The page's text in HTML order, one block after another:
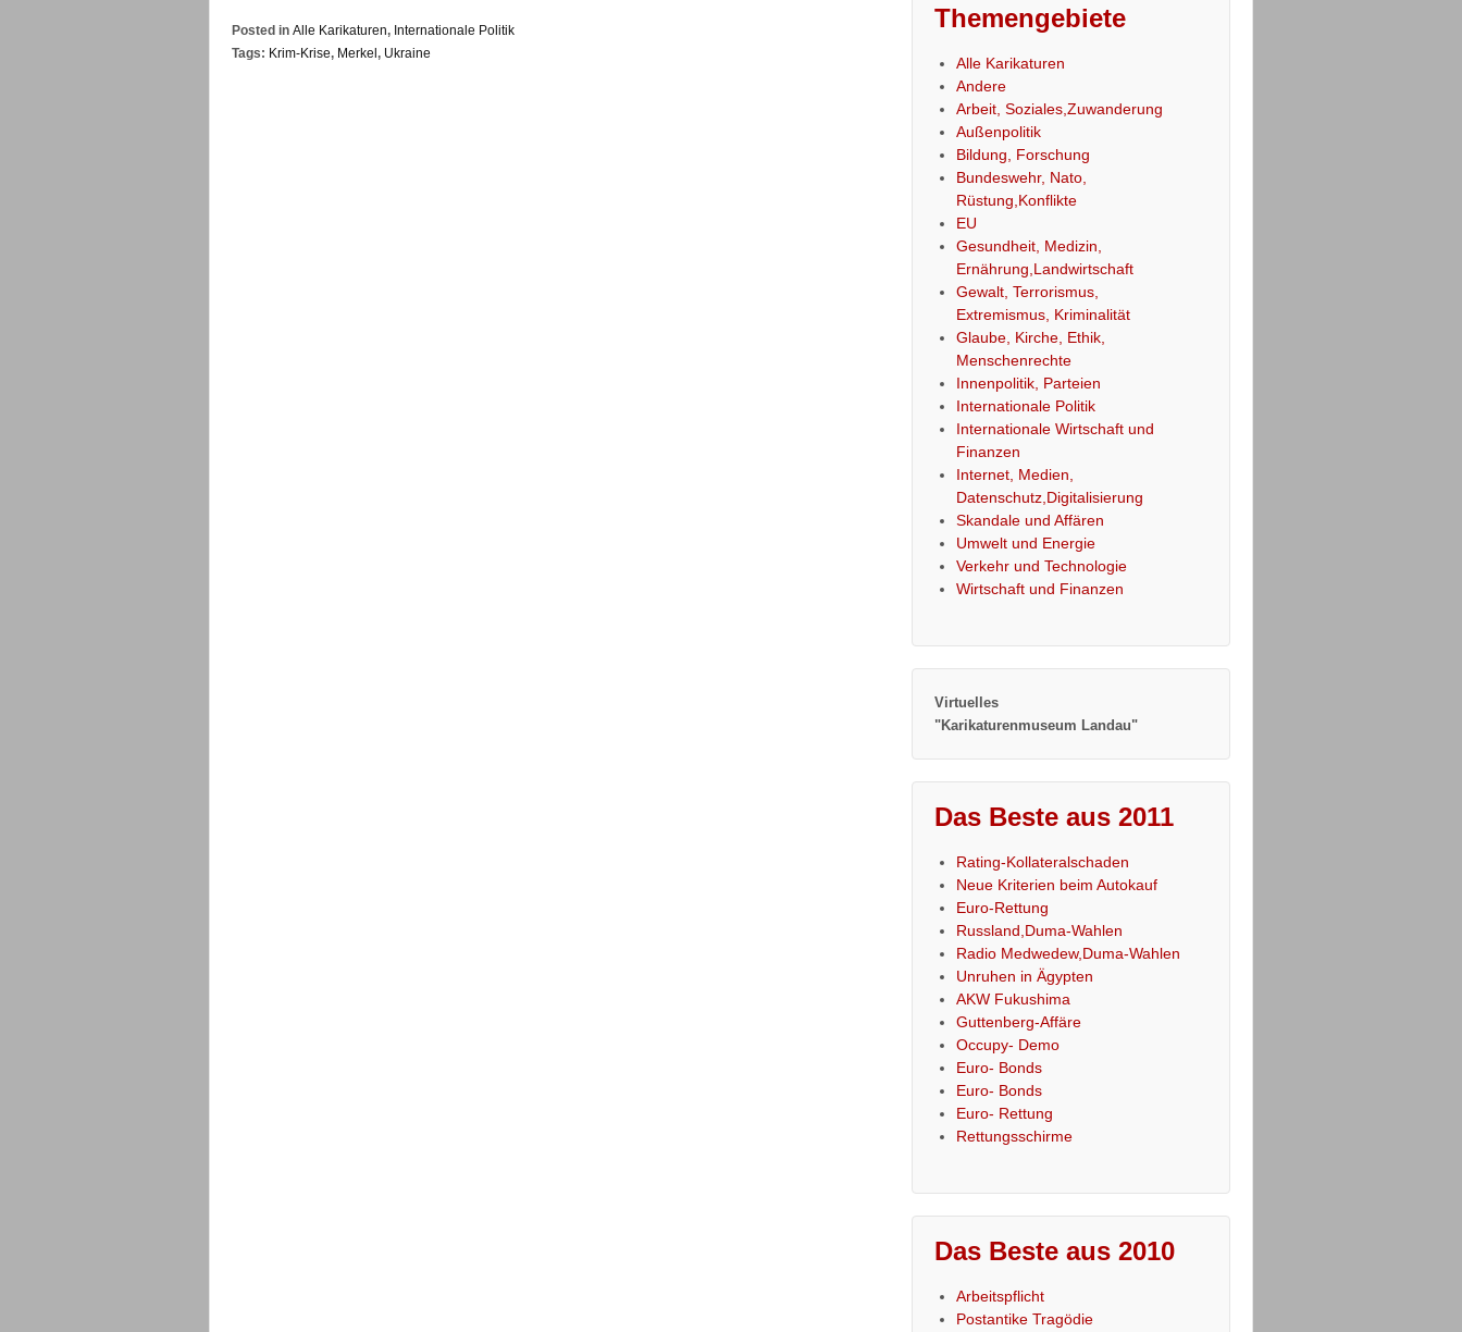
Posted in Alle Karikaturen, Internationale Politik
Tags: Krim-Krise, Merkel , Ukraine
Themengebiete
Alle Karikaturen
Andere
Arbeit, Soziales,Zuwanderung
Außenpolitik
Bildung, Forschung
Bundeswehr, Nato,
Rüstung,Konflikte
EU
Gesundheit, Medizin,
Ernährung,Landwirtschaft
Gewalt, Terrorismus,
Extremismus, Kriminalität
Glaube, Kirche, Ethik,
Menschenrechte
Innenpolitik, Parteien
Internationale Politik
Internationale Wirtschaft und
Finanzen
Internet, Medien,
Datenschutz,Digitalisierung
Skandale und Affären
Umwelt und Energie
Verkehr und Technologie
Wirtschaft und Finanzen
Virtuelles
"Karikaturenmuseum Landau"
Das Beste aus 2011
Rating-Kollateralschaden
Neue Kriterien beim Autokauf
Euro-Rettung
Russland,Duma-Wahlen
Radio Medwedew,Duma-Wahlen
Unruhen in Ägypten
AKW Fukushima
Guttenberg-Affäre
Occupy- Demo
Euro- Bonds
Euro- Bonds
Euro- Rettung
Rettungsschirme
Das Beste aus 2010
Arbeitspflicht
Postantike Tragödie